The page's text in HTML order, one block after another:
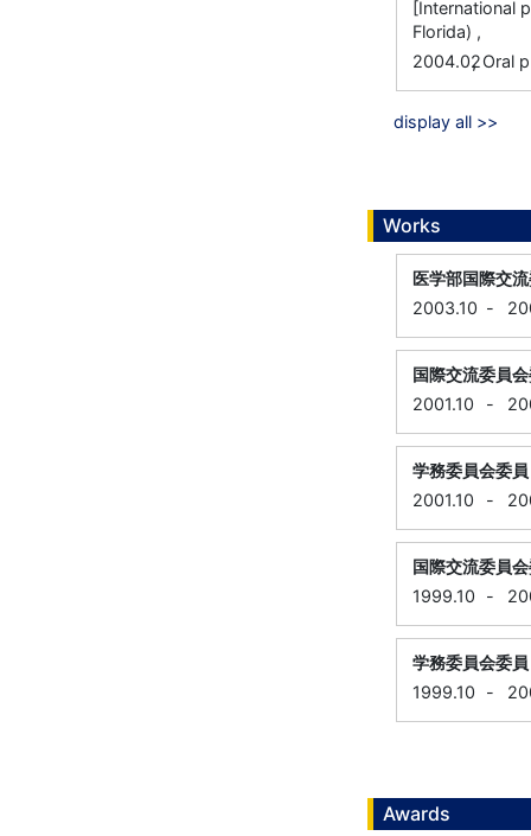
[International
Florida) ,
2004.02
,Oral
display all >>
Works
医学部国際交
2003.10 -
国際交流委員
2001.10
-
学務委員会委員
2001.10
-
国際交流委員
1999.10
-
学務委員会委員
1999.10
-
Awards